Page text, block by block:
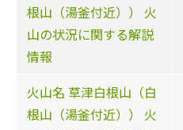
根山（湯釜付近）） 火
山の状況に関する解説
情報
火山名 草津白根山（白
根山（湯釜付近）） 火